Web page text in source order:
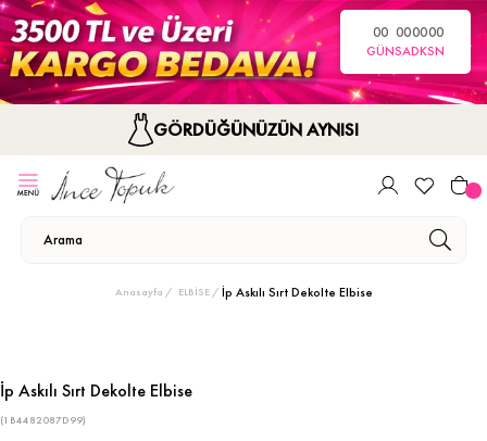
00
GÜN
00
SA
00
DK
00
SN
GÖRDÜĞÜNÜZÜN AYNISI
Anasayfa ELBİSE İp Askılı Sırt Dekolte Elbise
İp Askılı Sırt Dekolte Elbise
(1B4482087D99)